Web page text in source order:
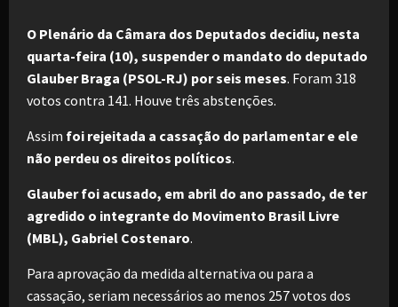
O Plenário da Câmara dos Deputados decidiu, nesta
quarta-feira (10), suspender o mandato do deputado
Glauber Braga (PSOL-RJ) por seis meses. Foram 318
votos contra 141. Houve três abstenções.
Assim foi rejeitada a cassação do parlamentar e ele
não perdeu os direitos políticos.
Glauber foi acusado, em abril do ano passado, de ter
agredido o integrante do Movimento Brasil Livre
(MBL), Gabriel Costenaro.
Para aprovação da medida alternativa ou para a
cassação, seriam necessários ao menos 257 votos dos